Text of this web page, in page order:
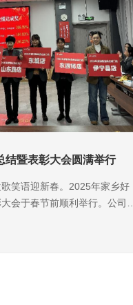
结暨表彰大会圆满举行
笑语迎新春。2025年家乡好
会于春节前顺利举行。公司
门店管理骨干齐聚一堂，